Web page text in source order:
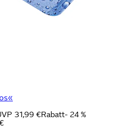
31,99 €Rabatt- 24 %